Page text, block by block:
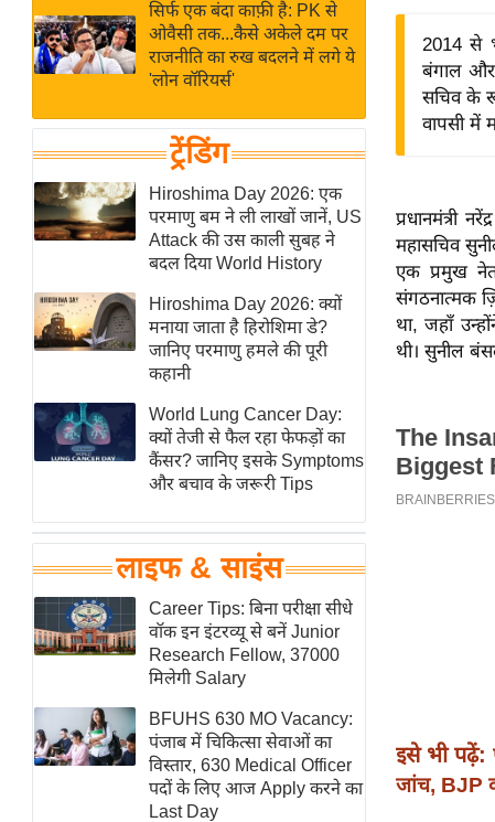
ई-पेपर
मिसाल बेमिसाल
शख्सियत
यंग इंडिया
साहित्य जगत
ऑटो वर्ल्ड
न्यूज ब्रीफ
मनोरंजन जगत
बॉलीवुड
हॉलीवुड
फिल्म समीक्षा
News
लाइफस्टाइल
टेक्नॉलॉजी
ब्यूटी/फैशन
घरेलू नुस्खे
पर्यटन स्थल
फिटनेस मंत्रा
रिलेशनशिप
विश्लेषण
समसामयिक
मातृभूमि
सिर्फ एक बंदा काफ़ी है: PK से
ओवैसी तक...कैसे अकेले दम पर
राजनीति का रुख बदलने में लगे ये
'लोन वॉरियर्स'
ट्रेंडिंग
Hiroshima Day 2026: एक
परमाणु बम ने ली लाखों जानें, US
Attack की उस काली सुबह ने
बदल दिया World History
Hiroshima Day 2026: क्यों
मनाया जाता है हिरोशिमा डे?
जानिए परमाणु हमले की पूरी
कहानी
World Lung Cancer Day:
क्यों तेजी से फैल रहा फेफड़ों का
कैंसर? जानिए इसके Symptoms
और बचाव के जरूरी Tips
लाइफ & साइंस
Career Tips: बिना परीक्षा सीधे
वॉक इन इंटरव्यू से बनें Junior
Research Fellow, 37000
मिलेगी Salary
BFUHS 630 MO Vacancy:
पंजाब में चिकित्सा सेवाओं का
विस्तार, 630 Medical Officer
पदों के लिए आज Apply करने का
Last Day
2014 से
बंगाल और
सचिव के
वापसी में
प्रधानमंत्री
महासचिव
एक प्रमुख
संगठनात्मक
था, जहाँ
थी। सुनील
इसे भी पढ़ें:
जांच, BJP